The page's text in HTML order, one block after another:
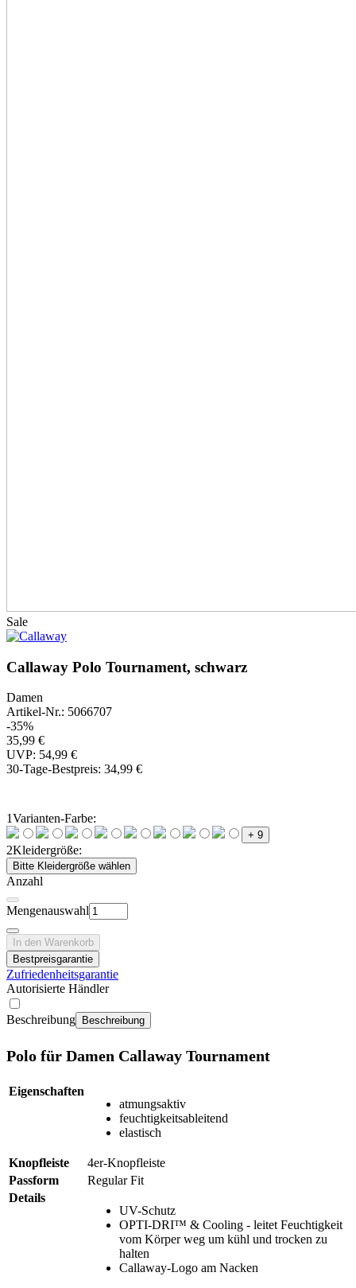
Sale
Callaway Polo Tournament, schwarz
Damen
Artikel-Nr.: 5066707
-35%
35,99 €
UVP: 54,99 €
30-Tage-Bestpreis: 34,99 €
1Varianten-Farbe:
+ 9
2Kleidergröße:
Bitte Kleidergröße wählen
Anzahl
Mengenauswahl
In den Warenkorb
Bestpreisgarantie
Zufriedenheitsgarantie
Autorisierte Händler
Beschreibung Beschreibung
Polo für Damen Callaway Tournament
Eigenschaften
atmungsaktiv
feuchtigkeitsableitend
elastisch
Knopfleiste
4er-Knopfleiste
Passform
Regular Fit
Details
UV-Schutz
OPTI-DRI™ & Cooling - leitet Feuchtigkeit
vom Körper weg um kühl und trocken zu
halten
Callaway-Logo am Nacken